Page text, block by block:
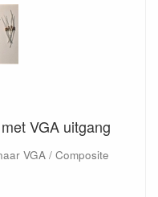
VGA uitgang
VGA / Composite